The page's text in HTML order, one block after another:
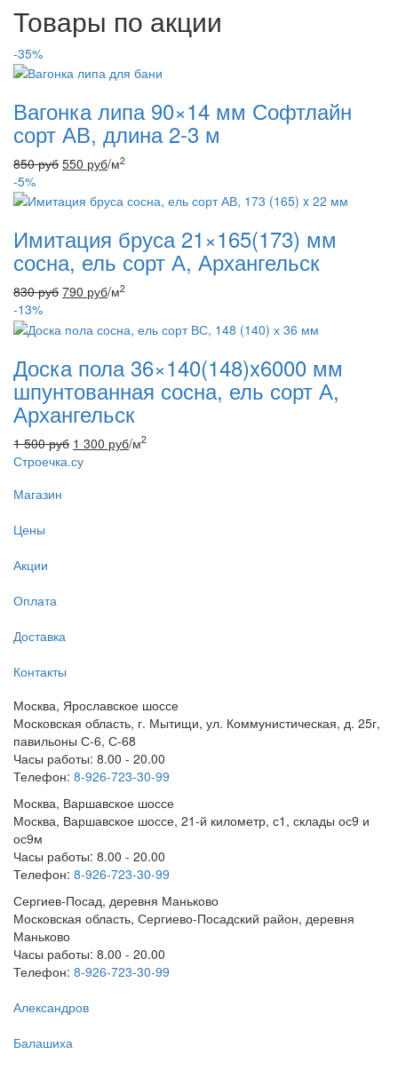
Товары по акции
-35%
Вагонка липа 90×14 мм Софтлайн
сорт АВ, длина 2-3 м
850руб 550 руб/м2
-5%
Имитация бруса 21×165(173) мм
сосна, ель сорт А, Архангельск
830руб 790 руб/м2
-13%
Доска пола 36×140(148)x6000 мм
шпунтованная сосна, ель сорт А,
Архангельск
1 500руб 1 300 руб/м2
Строечка.су
Магазин
Цены
Акции
Оплата
Доставка
Контакты
Москва, Ярославское шоссе
Московская область, г. Мытищи, ул. Коммунистическая, д. 25г,
павильоны С-6, С-68
Часы работы: 8.00 - 20.00
Телефон: 8-926-723-30-99
Москва, Варшавское шоссе
Москва, Варшавское шоссе, 21-й километр, с1, склады ос9 и
ос9м
Часы работы: 8.00 - 20.00
Телефон: 8-926-723-30-99
Сергиев-Посад, деревня Маньково
Московская область, Сергиево-Посадский район, деревня
Маньково
Часы работы: 8.00 - 20.00
Телефон: 8-926-723-30-99
Александров
Балашиха